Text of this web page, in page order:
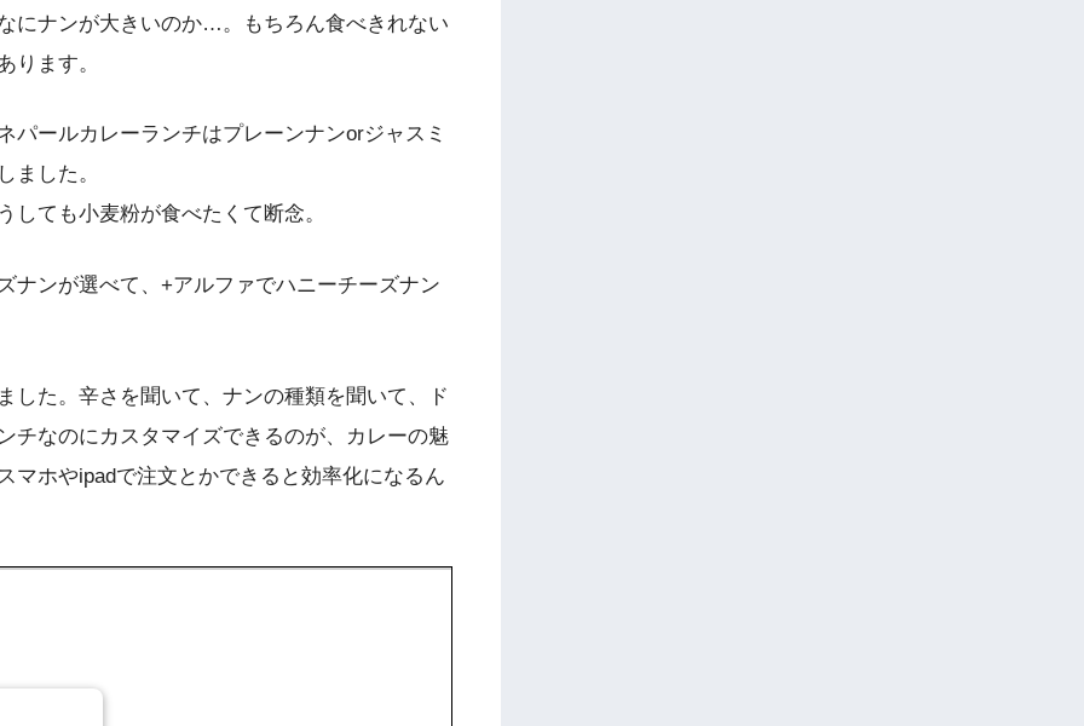
にナンが大きいのか…。もちろん食べきれない
ります。
パールカレーランチはプレーンナンorジャスミ
ました。
ても小麦粉が食べたくて断念。
ナンが選べて、+アルファでハニーチーズナン
した。辛さを聞いて、ナンの種類を聞いて、ド
チなのにカスタマイズできるのが、カレーの魅
マホやipadで注文とかできると効率化になるん